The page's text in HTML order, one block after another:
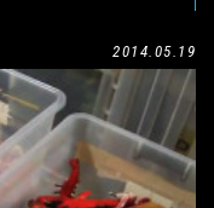
2014.05.19